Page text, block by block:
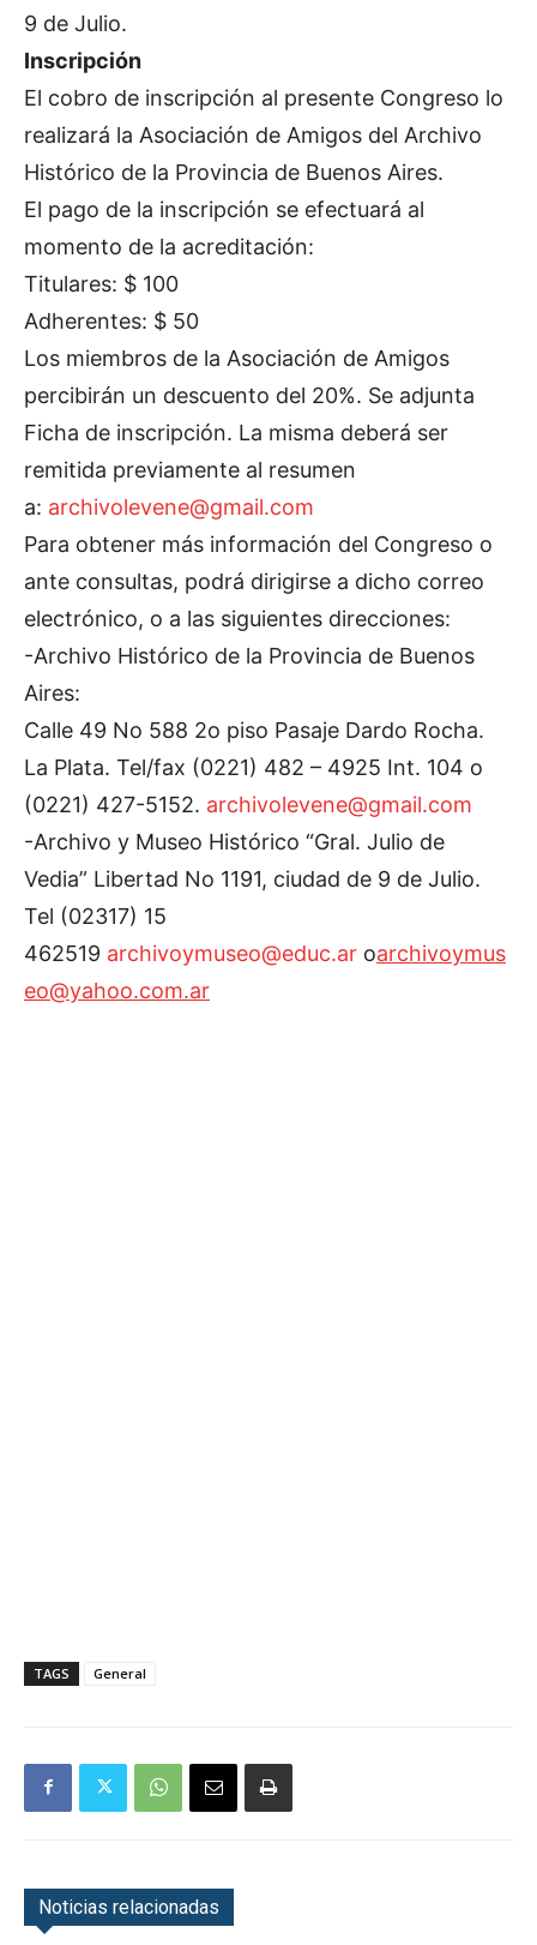
9 de Julio.
Inscripción
El cobro de inscripción al presente Congreso lo
realizará la Asociación de Amigos del Archivo
Histórico de la Provincia de Buenos Aires.
El pago de la inscripción se efectuará al
momento de la acreditación:
Titulares: $ 100
Adherentes: $ 50
Los miembros de la Asociación de Amigos
percibirán un descuento del 20%. Se adjunta
Ficha de inscripción. La misma deberá ser
remitida previamente al resumen
a: archivolevene@gmail.com
Para obtener más información del Congreso o
ante consultas, podrá dirigirse a dicho correo
electrónico, o a las siguientes direcciones:
-Archivo Histórico de la Provincia de Buenos
Aires:
Calle 49 No 588 2o piso Pasaje Dardo Rocha.
La Plata. Tel/fax (0221) 482 – 4925 Int. 104 o
(0221) 427-5152. archivolevene@gmail.com
-Archivo y Museo Histórico “Gral. Julio de
Vedia” Libertad No 1191, ciudad de 9 de Julio.
Tel (02317) 15
462519 archivoymuseo@educ.ar oarchivoymus
eo@yahoo.com.ar
TAGS General
Noticias relacionadas